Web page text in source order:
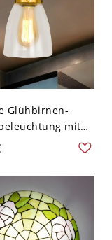
Glühbirnen-
mit
in